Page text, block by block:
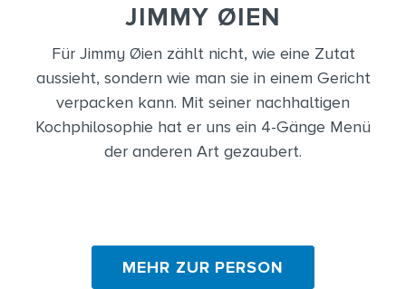
JIMMY ØIEN
Für Jimmy Øien zählt nicht, wie eine Zutat
aussieht, sondern wie man sie in einem Gericht
verpacken kann. Mit seiner nachhaltigen
Kochphilosophie hat er uns ein 4-Gänge Menü
der anderen Art gezaubert.
MEHR ZUR PERSON